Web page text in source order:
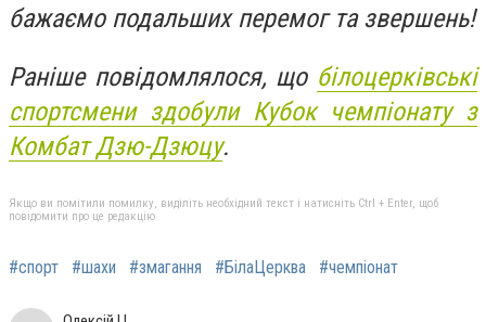
бажаємо подальших перемог та звершень!
Раніше повідомлялося, що білоцерківські
спортсмени здобули Кубок чемпіонату з
Комбат Дзю-Дзюцу.
Якщо ви помітили помилку, виділіть необхідний текст і натисніть Ctrl + Enter, щоб
повідомити про це редакцію
#спорт #шахи #змагання #БілаЦерква #чемпіонат